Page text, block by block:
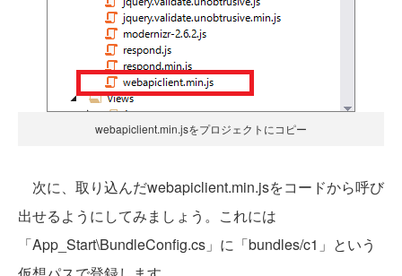
webapiclient.min.jsをプロジェクトにコピー
次に、取り込んだwebapiclient.min.jsをコードから呼び
出せるようにしてみましょう。これには
「App_Start\BundleConfig.cs」に「bundles/c1」という